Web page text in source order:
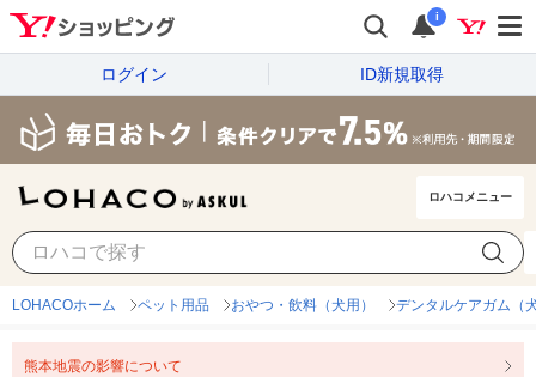
i
ログイン ID新規取得
ロハコメニュー
LOHACOホーム ペット用品 おやつ・飲料（犬用） デンタルケアガム（
熊本地震の影響について